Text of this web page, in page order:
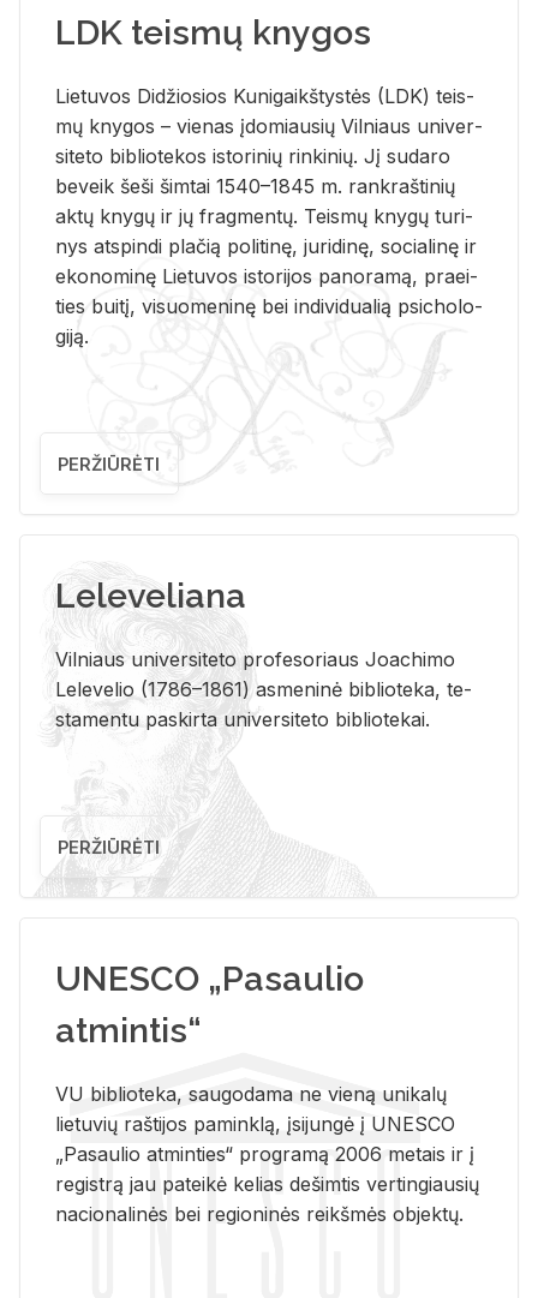
LDK teismų knygos
Lie­tu­vos Di­džio­sios Ku­ni­gaikš­tys­tės (LDK) teis­
mų kny­gos – vie­nas įdo­miau­sių Vil­niaus uni­ver­
si­te­to bi­b­lio­te­kos is­to­ri­nių rin­ki­nių. Jį su­da­ro
be­veik šeši šim­tai 1540–1845 m. rank­raš­ti­nių
aktų kny­gų ir jų frag­men­tų. Teis­mų kny­gų tu­ri­
nys at­spin­di pla­čią po­li­ti­nę, ju­ri­di­nę, so­cia­li­nę ir
eko­no­mi­nę Lie­tu­vos is­to­ri­jos pa­no­ra­mą, pra­ei­
ties bui­tį, vi­suo­me­ni­nę bei in­di­vi­dua­lią psi­cho­lo­
gi­ją.
PERŽIŪRĖTI
Leleveliana
Vil­niaus uni­ver­si­te­to pro­fe­so­riaus Jo­a­chi­mo
Le­le­ve­lio (1786–1861) as­me­ni­nė bi­b­lio­te­ka, te­
sta­men­tu pa­skir­ta uni­ver­si­te­to bi­b­lio­te­kai.
PERŽIŪRĖTI
UNESCO „Pasaulio
atmintis“
VU biblioteka, saugodama ne vieną unikalų
lietuvių raštijos paminklą, įsijungė į UNESCO
„Pasaulio atminties“ programą 2006 metais ir į
registrą jau pateikė kelias dešimtis vertingiausių
nacionalinės bei regioninės reikšmės objektų.